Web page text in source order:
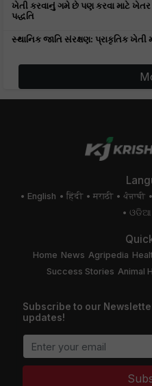
ખેતી કરવાનું ગમે છે પણ કરવા માટે
પદ્ધતિ
સ્થાનિક જાતિ સંરક્ષણ: પ્રાકૃતિક
English हिंदी मराठी ਪੰਜਾਬੀ
ଓଡିଆ
Home News Agripedia
Success Stories Animal
Subscribe to our
updates!